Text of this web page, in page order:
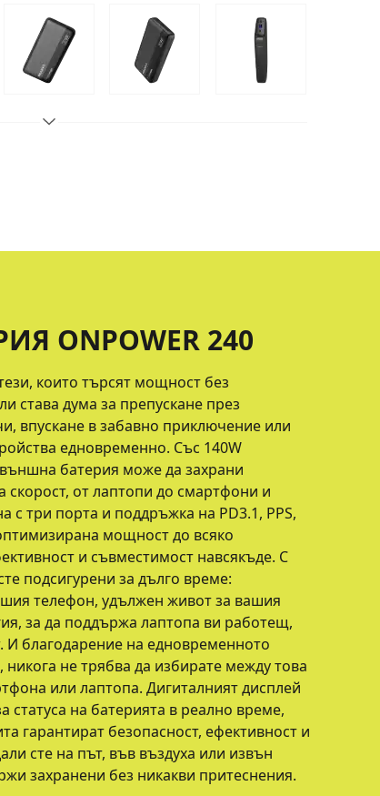
ONPOWER 240
които търсят мощност без
става дума за препускане през
впускане в забавно приключение или
едновременно. Със 140W
батерия може да захрани
скорост, от лаптопи до смартфони и
с три порта и поддръжка на PD3.1, PPS,
оптимизирана мощност до всяко
и съвместимост навсякъде. С
подсигурени за дълго време:
телефон, удължен живот за вашия
за да поддържа лаптопа ви работещ,
И благодарение на едновременното
никога не трябва да избирате между това
или лаптопа. Дигиталният дисплей
на батерията в реално време,
гарантират безопасност, ефективност и
сте на път, във въздуха или извън
захранени без никакви притеснения.